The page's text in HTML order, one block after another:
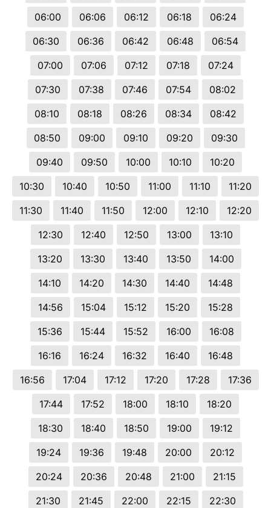
06:00
06:06 06:12 06:18
06:24
06:30
06:36 06:42 06:48
06:54
07:00
07:06 07:12 07:18
07:24
07:30
07:38 07:46 07:54
08:02
08:10
08:18 08:26 08:34
08:42
08:50
09:00 09:10 09:20
09:30
09:40
09:50 10:00 10:10
10:20
10:30
10:40 10:50 11:00 11:10
11:20
11:30
11:40 11:50 12:00 12:10
12:20
12:30
12:40 12:50 13:00
13:10
13:20
13:30 13:40 13:50
14:00
14:10
14:20 14:30 14:40
14:48
14:56
15:04 15:12 15:20
15:28
15:36
15:44 15:52 16:00
16:08
16:16
16:24 16:32 16:40
16:48
16:56
17:04 17:12 17:20 17:28
17:36
17:44
17:52 18:00 18:10
18:20
18:30
18:40 18:50 19:00
19:12
19:24
19:36 19:48 20:00
20:12
20:24
20:36 20:48 21:00
21:15
21:30
21:45 22:00 22:15
22:30